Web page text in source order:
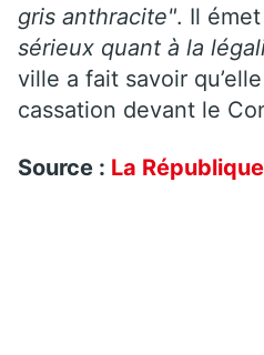
gris anthracite". Il
sérieux quant à la
ville a fait savoir
cassation devant le
Source : La